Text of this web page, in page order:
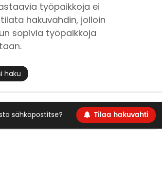
työpaikkoja ei
hakuvahdin, jolloin
sopivia työpaikkoja
haku
sähköpostitse? Tilaa hakuvahti